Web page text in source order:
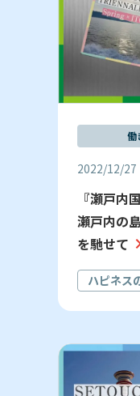
働
2022/12/27
『瀬戸内
瀬戸内の
を馳せて
ハピネス